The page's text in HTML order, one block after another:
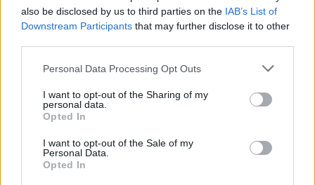
also be disclosed by us to third parties on the IAB’s List of
Downstream Participants that may further disclose it to other
Personal Data Processing Opt Outs
I want to opt-out of the Sharing of my
personal data.
Opted In
I want to opt-out of the Sale of my
Personal Data.
Opted In
Žinios | Lietuvos diena
00:00:57
Savaitės vidurys nusimato karštas: temperatūra kils iki
32 laipsnių šilumos
Žinios | Orai
00:15:54
V. Zalužno pasisakymą laiko bandymu įsitvirtinti